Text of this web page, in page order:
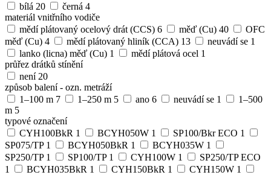
bílá 20 černá 4
materiál vnitřního vodiče
mědí plátovaný ocelový drát (CCS) 6 měď (Cu) 40
OFC
měď (Cu) 4 mědí plátovaný hliník (CCA) 13 neuvádí se 1
lanko (licna) měď (Cu) 1 mědí plátová ocel 1
průřez drátků stínění
není 20
způsob balení - ozn. metráží
1–100 m 7 1–250 m 5 ano 6 neuvádí se 1
1–500
m 5
typové označení
CYH100BkR 1 BCYH050W 1 SP100/Bkr ECO 1
SP075/TP 1 BCYH050BkR 1 BCYH035W 1
SP250/TP 1 SP100/TP 1 CYH100W 1
SP250/TP ECO
1
BCYH035BkR 1 CYH150BkR 1 CYH150W 1